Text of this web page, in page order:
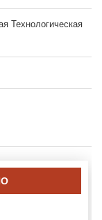
Технологическая